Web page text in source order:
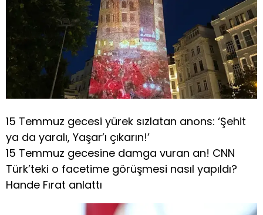
15 Temmuz gecesi yürek sızlatan anons: ‘Şehit
ya da yaralı, Yaşar’ı çıkarın!’
15 Temmuz gecesine damga vuran an! CNN
Türk’teki o facetime görüşmesi nasıl yapıldı?
Hande Fırat anlattı